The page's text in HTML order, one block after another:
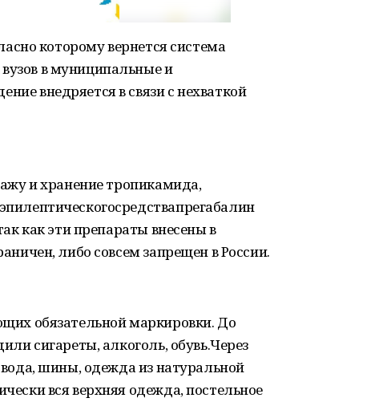
которому вернется система
в муниципальные и
внедряется в связи с нехваткой
и хранение тропикамида,
как эти препараты внесены в
либо совсем запрещен в России.
обязательной маркировки. До
сигареты, алкоголь, обувь.Через
шины, одежда из натуральной
вся верхняя одежда, постельное